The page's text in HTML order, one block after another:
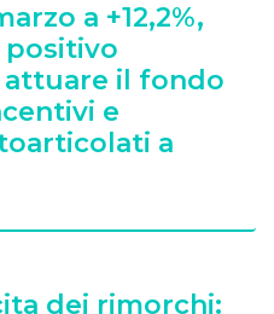
a +12,2%,
attuare il fondo
e
a
dei rimorchi: